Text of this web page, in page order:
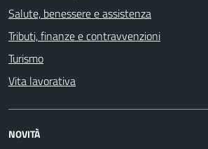
Salute, benessere e assistenza
Tributi, finanze e contravvenzioni
Turismo
Vita lavorativa
NOVITÀ